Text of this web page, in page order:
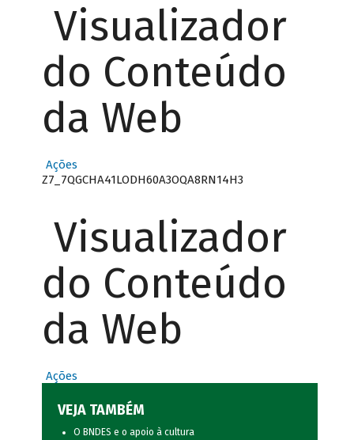
Visualizador
do Conteúdo
da Web
Ações
Z7_7QGCHA41LODH60A3OQA8RN14H3
Visualizador
do Conteúdo
da Web
Ações
VEJA TAMBÉM
O BNDES e o apoio à cultura